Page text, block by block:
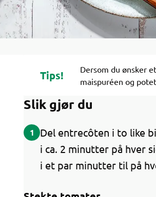
Tips!
Dersom du ønsker
maispuréen og
Slik gjør du
1
Del entrecôten i to like
i ca. 2 minutter på hver
i et par minutter til på